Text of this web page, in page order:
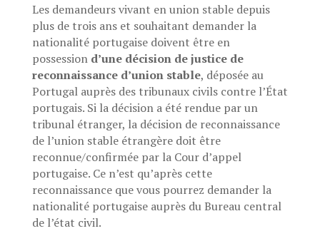
Les demandeurs vivant en union stable depuis
plus de trois ans et souhaitant demander la
nationalité portugaise doivent être en
possession d’une décision de justice de
reconnaissance d’union stable, déposée au
Portugal auprès des tribunaux civils contre l’État
portugais. Si la décision a été rendue par un
tribunal étranger, la décision de reconnaissance
de l’union stable étrangère doit être
reconnue/confirmée par la Cour d’appel
portugaise. Ce n’est qu’après cette
reconnaissance que vous pourrez demander la
nationalité portugaise auprès du Bureau central
de l’état civil.